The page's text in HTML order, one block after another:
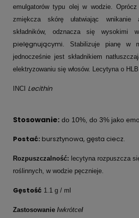
emulgatorów typu olej w wodzie. Oprócz
zmiękcza skórę ułatwiając wnikanie
składników, odznacza się wysokimi
pielęgnującymi. Stabilizuje pianę w
jednocześnie jest składnikiem
elektryzowaniu się włosów. Lecytyna o
INCI Lecithin
Stosowanie: do 10%, do 3% jako
Postać: bursztynowa, gęsta ciecz.
Rozpuszczalność: lecytyna rozpuszcza
roślinnych, w wodzie pęcznieje.
Gęstość 1.1 g / ml
Zastosowanie /wkrótce/